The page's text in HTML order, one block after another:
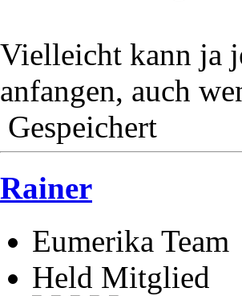
Vielleicht kann ja
anfangen, auch
Gespeichert
Rainer
Eumerika Team
Held Mitglied